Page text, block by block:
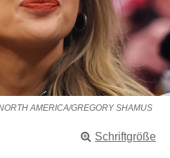
AMERICA/GREGORY SHAMUS
Schriftgröße